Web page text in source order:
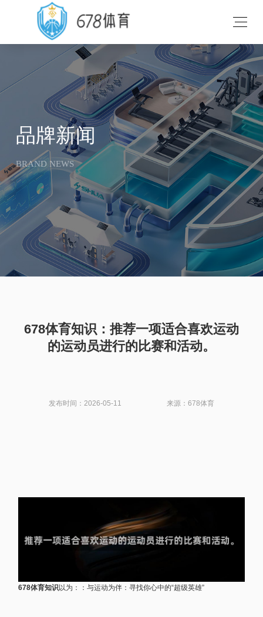
品牌新闻
BRAND NEWS
678体育知识：推荐一项适合喜欢运动
的运动员进行的比赛和活动。
发布时间：2026-05-11 来源：678体育
678体育知识以为：：与运动为伴：寻找你心中的“超级英雄”